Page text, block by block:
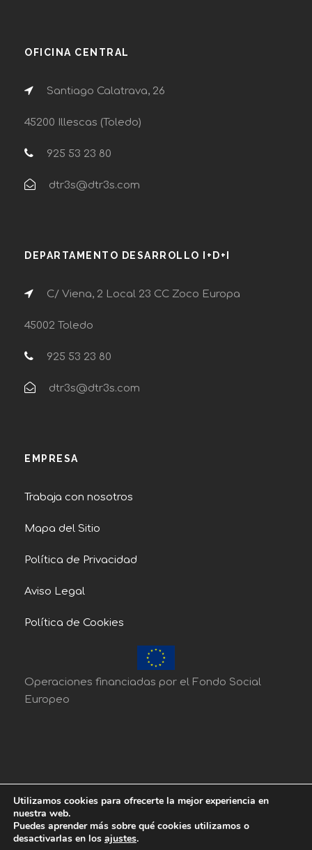
OFICINA CENTRAL
Santiago Calatrava, 26
45200 Illescas (Toledo)
925 53 23 80
dtr3s@dtr3s.com
DEPARTAMENTO DESARROLLO I+D+I
C/ Viena, 2 Local 23 CC Zoco Europa
45002 Toledo
925 53 23 80
dtr3s@dtr3s.com
EMPRESA
Trabaja con nosotros
Mapa del Sitio
Política de Privacidad
Aviso Legal
Política de Cookies
Operaciones financiadas por el Fondo Social
Europeo
Copyright 2018 , Enviroment Dtr3s. All Right
Reserved.
Utilizamos cookies para ofrecerte la mejor experiencia en
nuestra web.
Puedes aprender más sobre qué cookies utilizamos o
desactivarlas en los ajustes.